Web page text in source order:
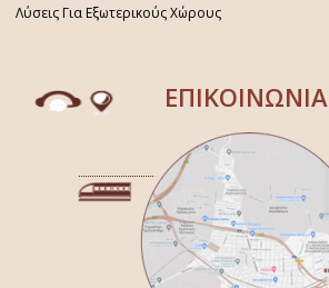
Λύσεις Για Εξωτερικούς Χώρους
ΕΠΙΚΟΙΝΩΝΙΑ